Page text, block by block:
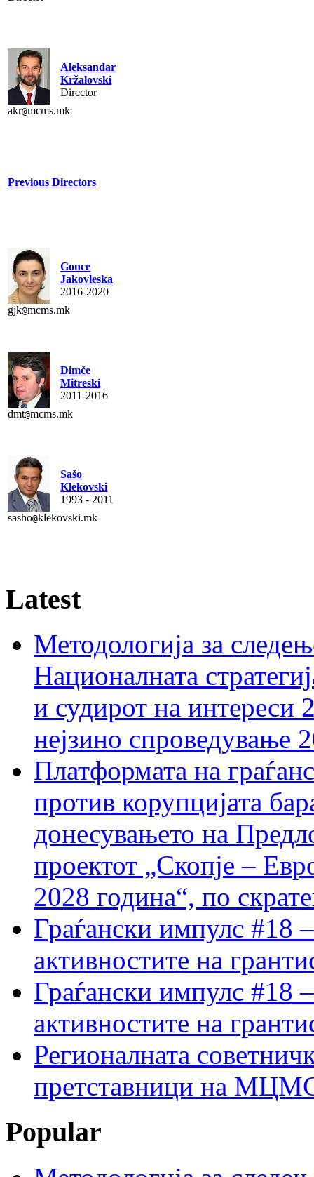
Aleksandar
Kržalovski
Director
akr@mcms.mk
Previous Directors
Gonce
Jakovleska
2016-2020
gjk@mcms.mk
Dimče
Mitreski
2011-2016
dmt@mcms.mk
Sašo
Klekovski
1993 - 2011
sasho@klekovski.mk
Latest
Методологија за
Националната
и судирот на интереси
нејзино спроведување
Платформата на
против корупцијата
донесувањето на
проектот „Скопје –
2028 година“, по
Граѓански импулс #18
активностите на
Граѓански импулс #18
активностите на
Регионалната
претставници на МЦМС
Popular